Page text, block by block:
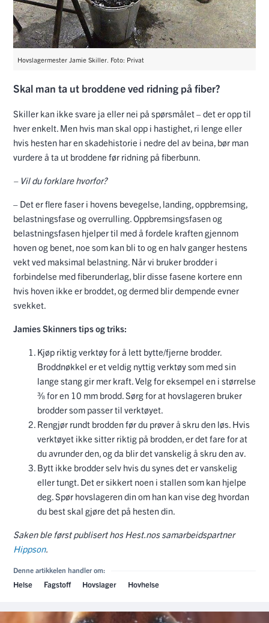
Hovslagermester Jamie Skiller. Foto: Privat
Skal man ta ut broddene ved ridning på fiber?
Skiller kan ikke svare ja eller nei på spørsmålet – det er opp til
hver enkelt. Men hvis man skal opp i hastighet, ri lenge eller
hvis hesten har en skadehistorie i nedre del av beina, bør man
vurdere å ta ut broddene før ridning på fiberbunn.
– Vil du forklare hvorfor?
– Det er flere faser i hovens bevegelse, landing, oppbremsing,
belastningsfase og overrulling. Oppbremsingsfasen og
belastningsfasen hjelper til med å fordele kraften gjennom
hoven og benet, noe som kan bli to og en halv ganger hestens
vekt ved maksimal belastning. Når vi bruker brodder i
forbindelse med fiberunderlag, blir disse fasene kortere enn
hvis hoven ikke er broddet, og dermed blir dempende evner
svekket.
Jamies Skinners tips og triks:
Kjøp riktig verktøy for å lett bytte/fjerne brodder.
Broddnøkkel er et veldig nyttig verktøy som med sin
lange stang gir mer kraft. Velg for eksempel en i størrelse
⅜ for en 10 mm brodd. Sørg for at hovslageren bruker
brodder som passer til verktøyet.
Rengjør rundt brodden før du prøver å skru den løs. Hvis
verktøyet ikke sitter riktig på brodden, er det fare for at
du avrunder den, og da blir det vanskelig å skru den av.
Bytt ikke brodder selv hvis du synes det er vanskelig
eller tungt. Det er sikkert noen i stallen som kan hjelpe
deg. Spør hovslageren din om han kan vise deg hvordan
du best skal gjøre det på hesten din.
Saken ble først publisert hos Hest.nos samarbeidspartner
Hippson.
Denne artikkelen handler om:
Helse Fagstoff Hovslager Hovhelse